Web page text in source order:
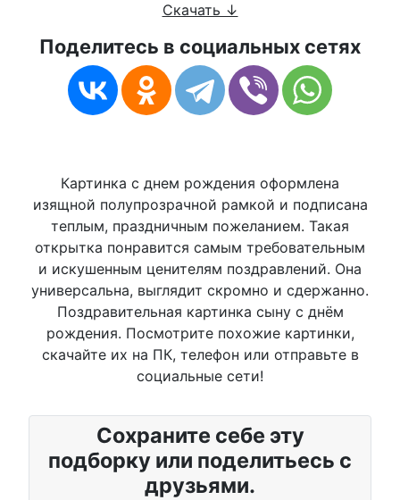
Скачать ↓
Поделитесь в социальных сетях
Картинка с днем рождения оформлена
изящной полупрозрачной рамкой и подписана
теплым, праздничным пожеланием. Такая
открытка понравится самым требовательным
и искушенным ценителям поздравлений. Она
универсальна, выглядит скромно и сдержанно.
Поздравительная картинка сыну с днём
рождения. Посмотрите похожие картинки,
скачайте их на ПК, телефон или отправьте в
социальные сети!
Сохраните себе эту
подборку или поделитьесь с
друзьями.